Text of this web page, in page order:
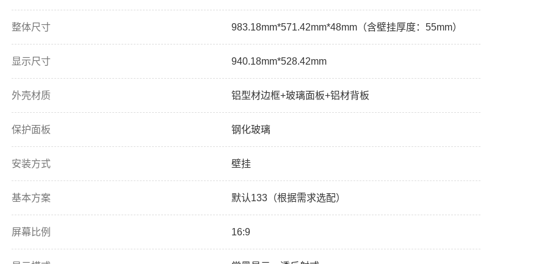
整体尺寸 983.18mm*571.42mm*48mm（含壁挂厚度：55mm）
显示尺寸 940.18mm*528.42mm
外壳材质 铝型材边框+玻璃面板+铝材背板
保护面板 钢化玻璃
安装方式 壁挂
基本方案 默认133（根据需求选配）
屏幕比例 16:9